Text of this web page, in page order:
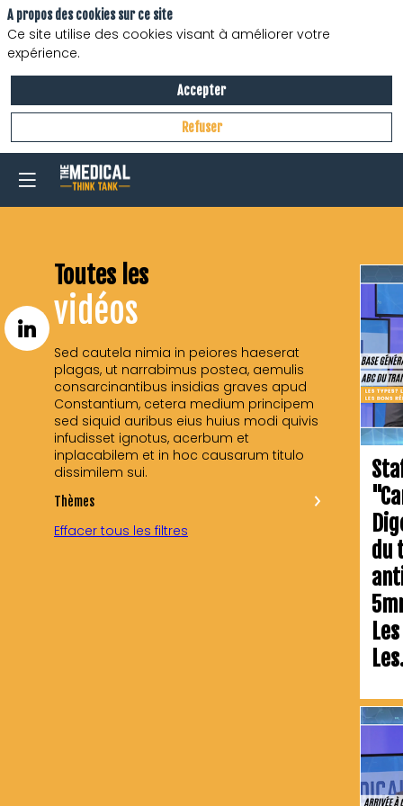
Toutes les
vidéos
Sed cautela nimia in peiores haeserat
plagas, ut narrabimus postea, aemulis
consarcinantibus insidias graves apud
Constantium, cetera medium principem
sed siquid auribus eius huius modi quivis
infudisset ignotus, acerbum et
inplacabilem et in hoc causarum titulo
Thèmes
Effacer tous les filtres
du
A propos des cookies sur ce site
Ce site utilise des cookies visant à améliorer votre
expérience.
Accepter
Refuser